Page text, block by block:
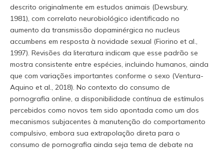
descrito originalmente em estudos animais (Dewsbury,
1981), com correlato neurobiológico identificado no
aumento da transmissão dopaminérgica no nucleus
accumbens em resposta à novidade sexual (Fiorino et al.,
1997). Revisões da literatura indicam que esse padrão se
mostra consistente entre espécies, incluindo humanos, ainda
que com variações importantes conforme o sexo (Ventura-
Aquino et al., 2018). No contexto do consumo de
pornografia online, a disponibilidade contínua de estímulos
percebidos como novos tem sido apontada como um dos
mecanismos subjacentes à manutenção do comportamento
compulsivo, embora sua extrapolação direta para o
consumo de pornografia ainda seja tema de debate na